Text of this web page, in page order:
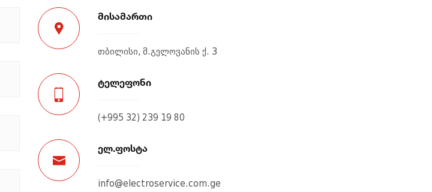
მისამართი
თბილისი, მ.გელოვანის ქ. 3
ტელეფონი
(+995 32) 239 19 80
ელ.ფოსტა
info@electroservice.com.ge